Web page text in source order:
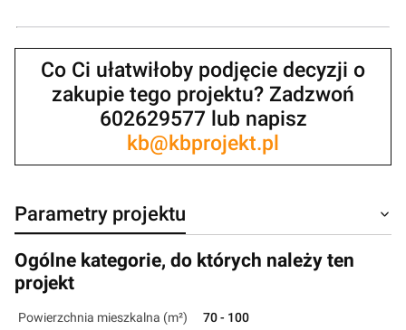
Co Ci ułatwiłoby podjęcie decyzji o
zakupie tego projektu? Zadzwoń
602629577 lub napisz
kb@kbprojekt.pl
Parametry projektu
Ogólne kategorie, do których należy ten
projekt
Powierzchnia mieszkalna (m²)
70 - 100